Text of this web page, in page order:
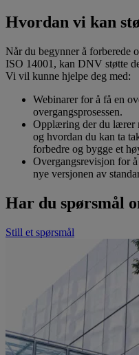
Hvordan vi kan
Når du begynner å forberede
ISO 14001, kan DNV støtte
Vi vil kunne hjelpe deg med:
Webinarer for å få en
overgangsprosessen.
Opplæring der du lærer
og hvordan du kan ta
forbedre og bygge et
Overgangsrevisjon for
nye versjonen av
Har du spørsmål
Still et spørsmål